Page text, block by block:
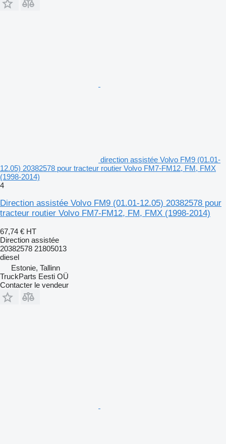
direction assistée Volvo FM9 (01.01-
12.05) 20382578 pour tracteur routier Volvo FM7-FM12, FM, FMX
(1998-2014)
4
Direction assistée Volvo FM9 (01.01-12.05) 20382578 pour
tracteur routier Volvo FM7-FM12, FM, FMX (1998-2014)
67,74 € HT
Direction assistée
20382578 21805013
diesel
Estonie, Tallinn
TruckParts Eesti OÜ
Contacter le vendeur